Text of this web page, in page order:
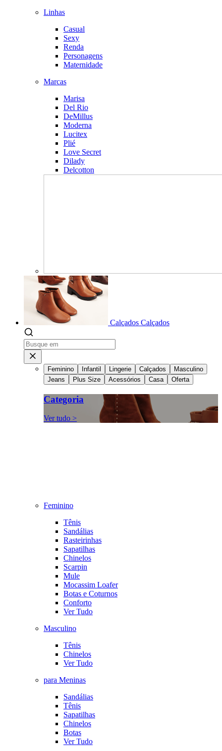
Linhas
Casual
Sexy
Renda
Personagens
Maternidade
Marcas
Marisa
Del Rio
DeMillus
Moderna
Lucitex
Plié
Love Secret
Dilady
Delcotton
Calçados Calçados
Feminino Infantil Lingerie Calçados
Masculino
Jeans
Plus Size Acessórios Casa Oferta
Categoria
Ver tudo >
Feminino
Tênis
Sandálias
Rasteirinhas
Sapatilhas
Chinelos
Scarpin
Mule
Mocassim Loafer
Botas e Coturnos
Conforto
Ver Tudo
Masculino
Tênis
Chinelos
Ver Tudo
para Meninas
Sandálias
Tênis
Sapatilhas
Chinelos
Botas
Ver Tudo